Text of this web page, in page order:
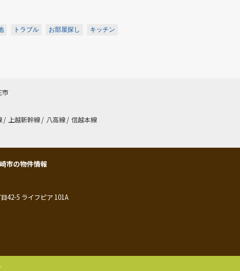
トラブル お部屋探し キッチン
市
/ 上越新幹線 / 八高線 / 信越本線
市の物件情報
42-5 ライフピア 101A